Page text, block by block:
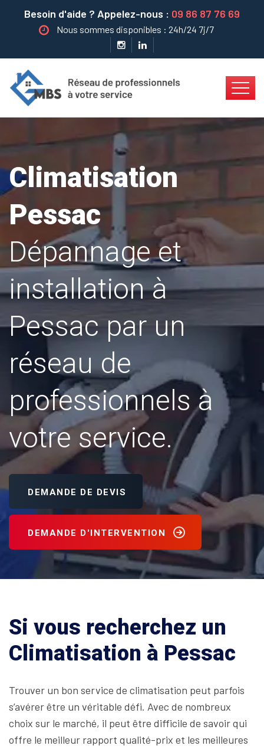
Besoin d'aide ? Appelez-nous : 09 86 87 76 69
Nous sommes disponibles : 24h/24 7j/7
Climatisation
Pessac
Dépannage et
installation à
Pessac par un
réseau de
professionnels à
votre service.
DEMANDE DE DEVIS
DEMANDE D'INTERVENTION
Si vous recherchez un
Climatisation à Pessac
Trouver un bon service de climatisation peut parfois
s’avérer être un véritable défi. Avec de nombreux
choix sur le marché, il peut être difficile de savoir qui
offre le meilleur rapport qualité-prix et les meilleures